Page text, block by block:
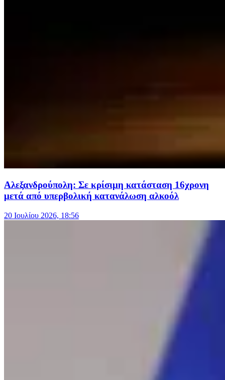
Αλεξανδρούπολη: Σε κρίσιμη κατάσταση 16χρονη
μετά από υπερβολική κατανάλωση αλκοόλ
20 Ιουλίου 2026, 18:56